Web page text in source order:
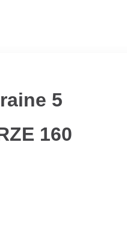
5
160